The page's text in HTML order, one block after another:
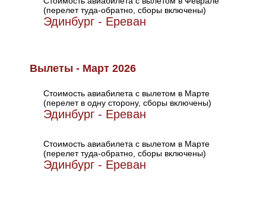
(перелет туда-обратно, сборы включены)
Эдинбург - Ереван
Вылеты - Март 2026
Стоимость авиабилета с вылетом в Марте
(перелет в одну сторону, сборы включены)
Эдинбург - Ереван
Стоимость авиабилета с вылетом в Марте
(перелет туда-обратно, сборы включены)
Эдинбург - Ереван